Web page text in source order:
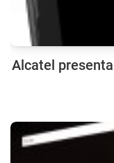
Alcatel presenta